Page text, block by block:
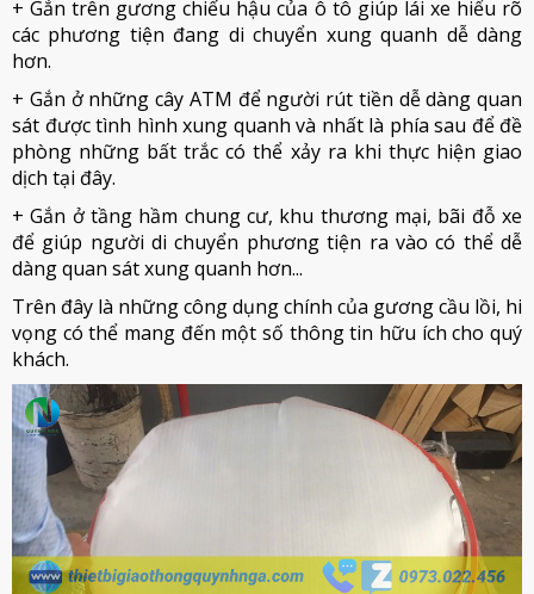
+ Gắn trên gương chiếu hậu của ô tô giúp lái xe hiểu rõ
các phương tiện đang di chuyển xung quanh dễ dàng
hơn.
+ Gắn ở những cây ATM để người rút tiền dễ dàng quan
sát được tình hình xung quanh và nhất là phía sau để đề
phòng những bất trắc có thể xảy ra khi thực hiện giao
dịch tại đây.
+ Gắn ở tầng hầm chung cư, khu thương mại, bãi đỗ xe
để giúp người di chuyển phương tiện ra vào có thể dễ
dàng quan sát xung quanh hơn...
Trên đây là những công dụng chính của gương cầu lồi, hi
vọng có thể mang đến một số thông tin hữu ích cho quý
khách.